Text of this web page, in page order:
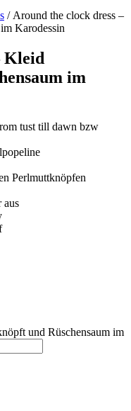
/ Around the clock dress –
Karodessin
Kleid
im
tust till dawn bzw
Perlmuttknöpfen
aus
und Rüschensaum im